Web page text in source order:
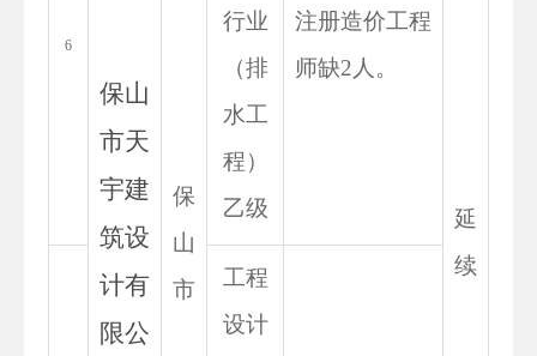
保山
市天
宇建
筑设
计有
限公
保
山
市
延
续
6
行业
（排
水工
程）
乙级
注册造价工程
师缺2人。
工程
设计